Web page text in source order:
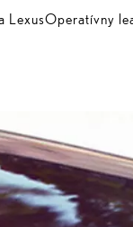
LexusOperatívny